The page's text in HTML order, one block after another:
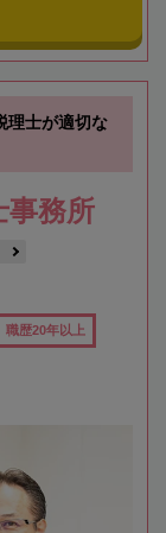
理士が適切な
事務所
職歴20年以上